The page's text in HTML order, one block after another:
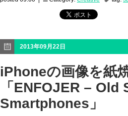
2013年09月22日
iPhoneの画像を紙
「ENFOJER –
Smartphones」